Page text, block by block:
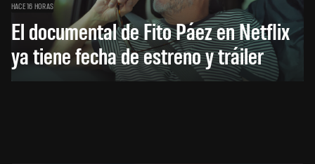
HACE 16 HORAS
El documental de Fito Páez en Netflix
ya tiene fecha de estreno y tráiler